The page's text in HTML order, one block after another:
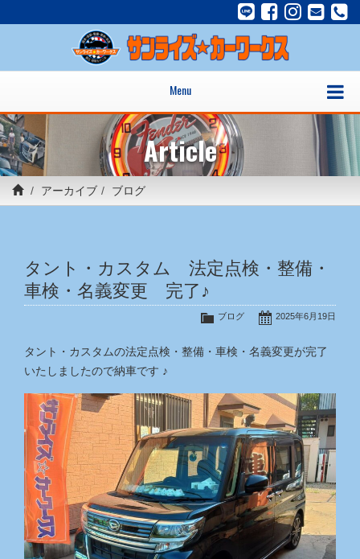
Menu
Article
アーカイブ ブログ
タント・カスタム 法定点検・整備・
車検・名義変更 完了♪
2025年6月19日
ブログ
タント・カスタムの法定点検・整備・車検・名義変更が完了
いたしましたので納車です ♪